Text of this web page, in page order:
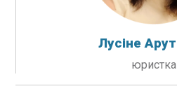
Лусіне
юристка